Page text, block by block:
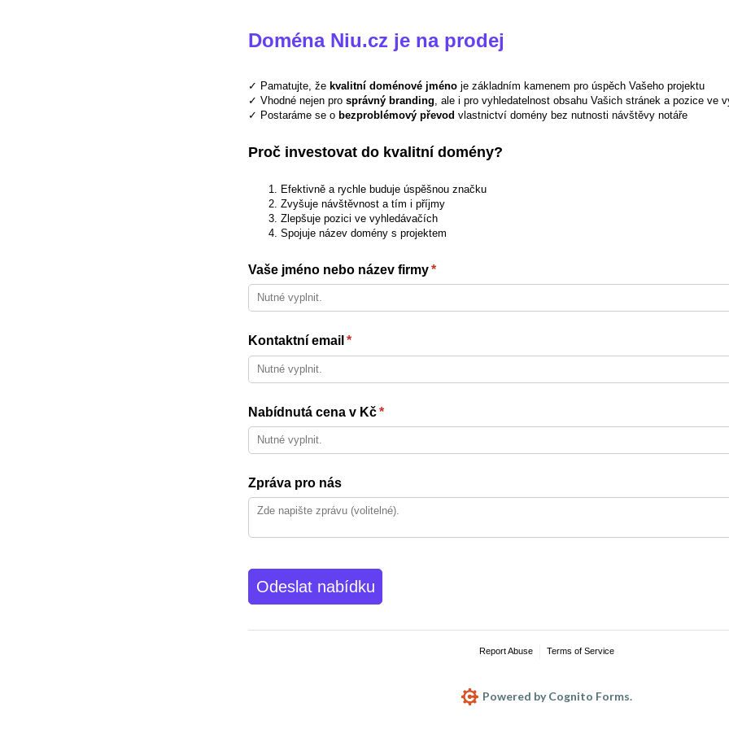
Doména Niu.cz je na prodej
✓ Pamatujte, že kvalitní doménové jméno je základním kamenem pro úspěch Vašeho projektu
✓ Vhodné nejen pro správný branding, ale i pro vyhledatelnost obsahu Vašich stránek a pozice ve
✓ Postaráme se o bezproblémový převod vlastnictví domény bez nutnosti návštěvy notáře
Proč investovat do kvalitní domény?
Efektivně a rychle buduje úspěšnou značku
Zvyšuje návštěvnost a tím i příjmy
Zlepšuje pozici ve vyhledávačích
Spojuje název domény s projektem
Vaše jméno nebo název firmy*
(required)
Kontaktní email *
(required)
Nabídnutá cena v Kč*
(required)
Zpráva pro nás
Odeslat nabídku
Report Abuse Terms of Service
Powered by Cognito Forms.